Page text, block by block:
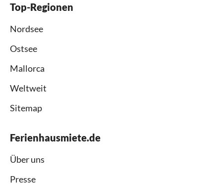
Top-Regionen
Nordsee
Ostsee
Mallorca
Weltweit
Sitemap
Ferienhausmiete.de
Über uns
Presse